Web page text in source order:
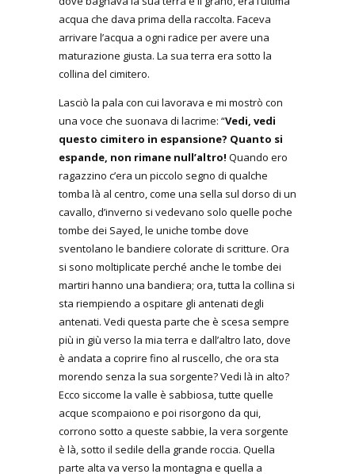
acqua che dava prima della raccolta. Faceva
arrivare l’acqua a ogni radice per avere una
maturazione giusta. La sua terra era sotto la
collina del cimitero.
Lasciò la pala con cui lavorava e mi mostrò con
una voce che suonava di lacrime: “Vedi, vedi
questo cimitero in espansione? Quanto si
espande, non rimane null’altro! Quando ero
ragazzino c’era un piccolo segno di qualche
tomba là al centro, come una sella sul dorso di un
cavallo, d’inverno si vedevano solo quelle poche
tombe dei Sayed, le uniche tombe dove
sventolano le bandiere colorate di scritture. Ora
si sono moltiplicate perché anche le tombe dei
martiri hanno una bandiera; ora, tutta la collina si
sta riempiendo a ospitare gli antenati degli
antenati. Vedi questa parte che è scesa sempre
più in giù verso la mia terra e dall’altro lato, dove
è andata a coprire fino al ruscello, che ora sta
morendo senza la sua sorgente? Vedi là in alto?
Ecco siccome la valle è sabbiosa, tutte quelle
acque scompaiono e poi risorgono da qui,
corrono sotto a queste sabbie, la vera sorgente
è là, sotto il sedile della grande roccia. Quella
parte alta va verso la montagna e quella a